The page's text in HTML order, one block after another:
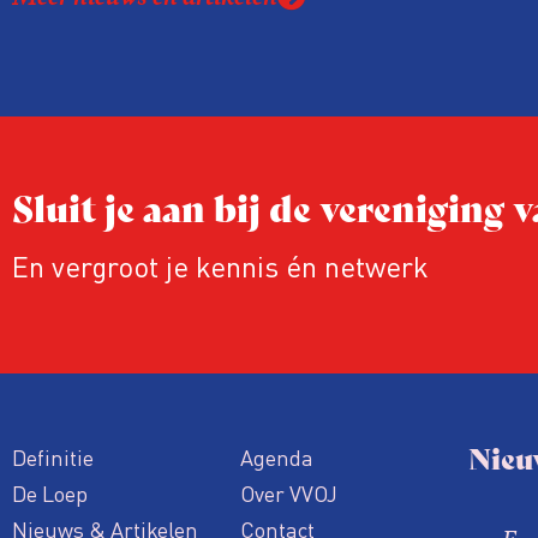
Sluit je aan bij de vereniging
En vergroot je kennis én netwerk
Definitie
De Loep
Nieuws & Artikelen
Agenda
Over VVOJ
Contact